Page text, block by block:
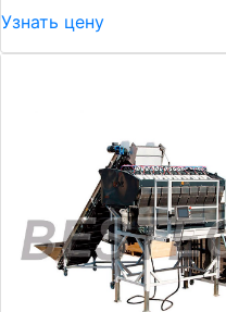
Узнать цену